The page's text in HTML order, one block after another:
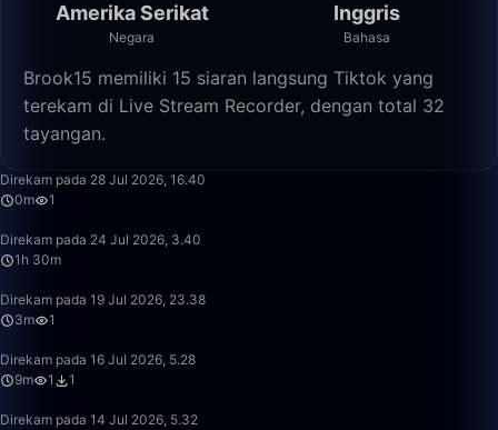
Amerika Serikat
Negara
Inggris
Bahasa
Brook15 memiliki 15 siaran langsung Tiktok yang
terekam di Live Stream Recorder, dengan total 32
tayangan.
Direkam pada 28 Jul 2026, 16.40
0m
1
Direkam pada 24 Jul 2026, 3.40
1h 30m
Direkam pada 19 Jul 2026, 23.38
3m
1
Direkam pada 16 Jul 2026, 5.28
9m
1 1
Direkam pada 14 Jul 2026, 5.32